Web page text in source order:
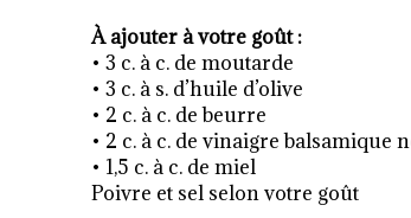
À ajouter à votre goût :
• 3 c. à c. de moutarde
• 3 c. à s. d’huile d’olive
• 2 c. à c. de beurre
• 2 c. à c. de vinaigre balsamique
• 1,5 c. à c. de miel
Poivre et sel selon votre goût